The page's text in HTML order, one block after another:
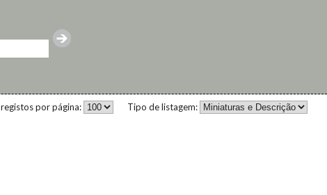
Tipo de listagem:
registos por página: